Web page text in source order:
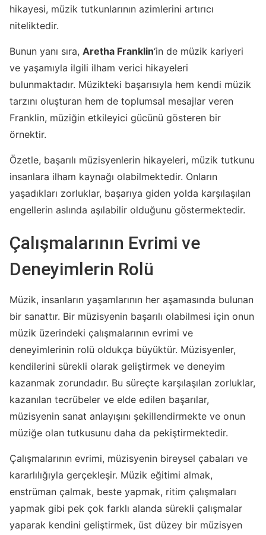
hikayesi, müzik tutkunlarının azimlerini artırıcı
niteliktedir.
Bunun yanı sıra, Aretha Franklin‘in de müzik kariyeri
ve yaşamıyla ilgili ilham verici hikayeleri
bulunmaktadır. Müzikteki başarısıyla hem kendi müzik
tarzını oluşturan hem de toplumsal mesajlar veren
Franklin, müziğin etkileyici gücünü gösteren bir
örnektir.
Özetle, başarılı müzisyenlerin hikayeleri, müzik tutkunu
insanlara ilham kaynağı olabilmektedir. Onların
yaşadıkları zorluklar, başarıya giden yolda karşılaşılan
engellerin aslında aşılabilir olduğunu göstermektedir.
Çalışmalarının Evrimi ve
Deneyimlerin Rolü
Müzik, insanların yaşamlarının her aşamasında bulunan
bir sanattır. Bir müzisyenin başarılı olabilmesi için onun
müzik üzerindeki çalışmalarının evrimi ve
deneyimlerinin rolü oldukça büyüktür. Müzisyenler,
kendilerini sürekli olarak geliştirmek ve deneyim
kazanmak zorundadır. Bu süreçte karşılaşılan zorluklar,
kazanılan tecrübeler ve elde edilen başarılar,
müzisyenin sanat anlayışını şekillendirmekte ve onun
müziğe olan tutkusunu daha da pekiştirmektedir.
Çalışmalarının evrimi, müzisyenin bireysel çabaları ve
kararlılığıyla gerçekleşir. Müzik eğitimi almak,
enstrüman çalmak, beste yapmak, ritim çalışmaları
yapmak gibi pek çok farklı alanda sürekli çalışmalar
yaparak kendini geliştirmek, üst düzey bir müzisyen